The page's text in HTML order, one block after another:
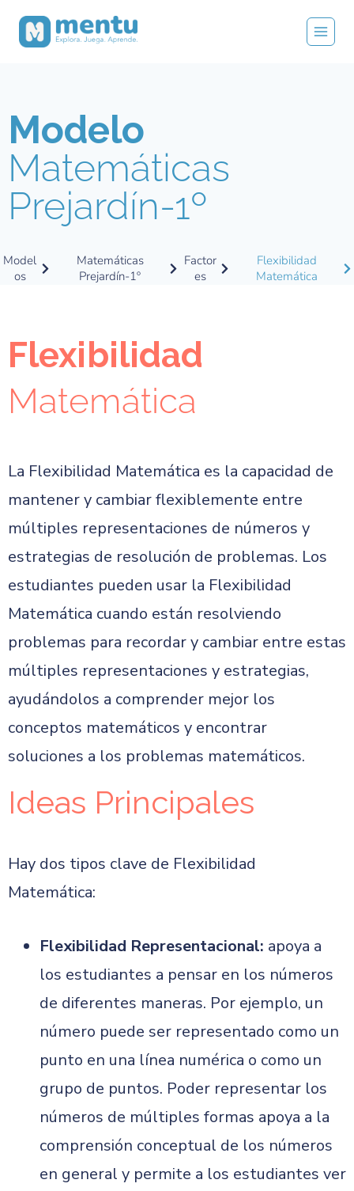
Modelo
Matemáticas
Prejardín-1º
Model
os
Matemáticas
Prejardín-1º
Factor
es
Flexibilidad
Matemática
Flexibilidad
Matemática
La Flexibilidad Matemática es la capacidad de
mantener y cambiar flexiblemente entre
múltiples representaciones de números y
estrategias de resolución de problemas. Los
estudiantes pueden usar la Flexibilidad
Matemática cuando están resolviendo
problemas para recordar y cambiar entre estas
múltiples representaciones y estrategias,
ayudándolos a comprender mejor los
conceptos matemáticos y encontrar
soluciones a los problemas matemáticos.
Ideas Principales
Hay dos tipos clave de Flexibilidad
Matemática:
Flexibilidad Representacional: apoya a
los estudiantes a pensar en los números
de diferentes maneras. Por ejemplo, un
número puede ser representado como un
punto en una línea numérica o como un
grupo de puntos. Poder representar los
números de múltiples formas apoya a la
comprensión conceptual de los números
en general y permite a los estudiantes ver